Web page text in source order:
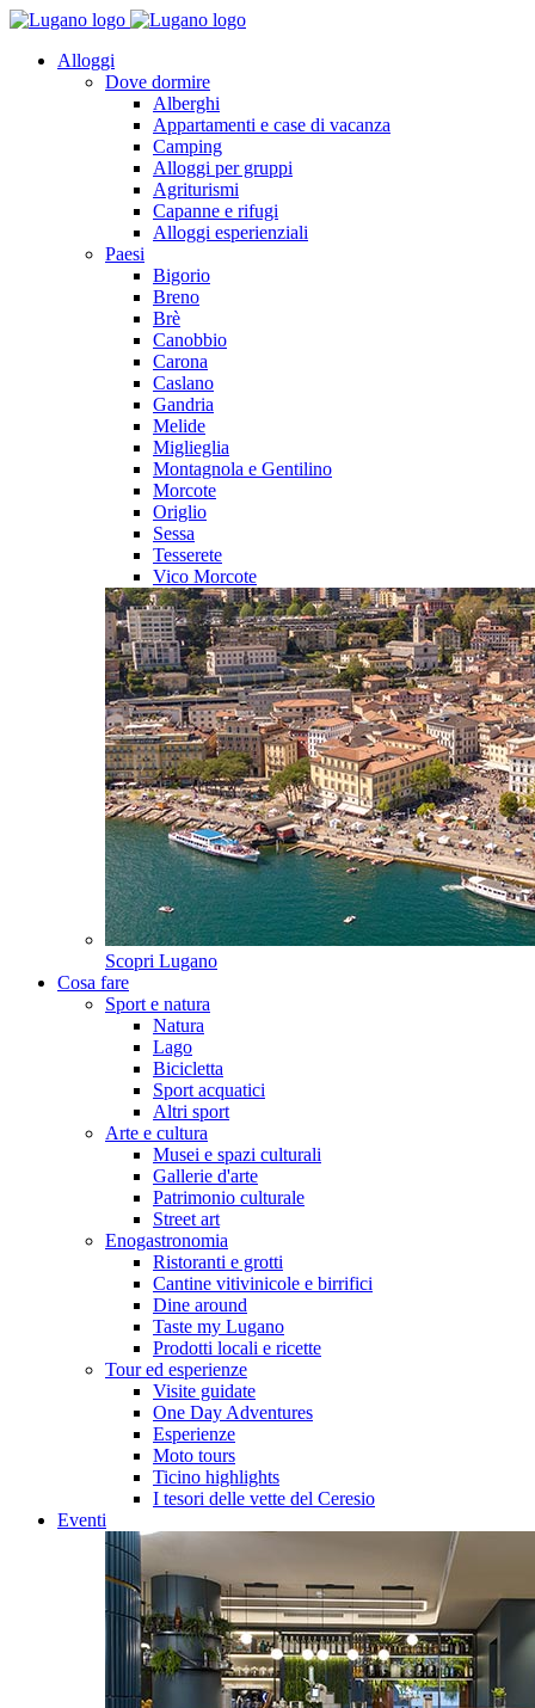
Alloggi
Dove dormire
Alberghi
Appartamenti e case di vacanza
Camping
Alloggi per gruppi
Agriturismi
Capanne e rifugi
Alloggi esperienziali
Paesi
Bigorio
Breno
Brè
Canobbio
Carona
Caslano
Gandria
Melide
Miglieglia
Montagnola e Gentilino
Morcote
Origlio
Sessa
Tesserete
Vico Morcote
Scopri Lugano
Cosa fare
Sport e natura
Natura
Lago
Bicicletta
Sport acquatici
Altri sport
Arte e cultura
Musei e spazi culturali
Gallerie d'arte
Patrimonio culturale
Street art
Enogastronomia
Ristoranti e grotti
Cantine vitivinicole e birrifici
Dine around
Taste my Lugano
Prodotti locali e ricette
Tour ed esperienze
Visite guidate
One Day Adventures
Esperienze
Moto tours
Ticino highlights
I tesori delle vette del Ceresio
Eventi